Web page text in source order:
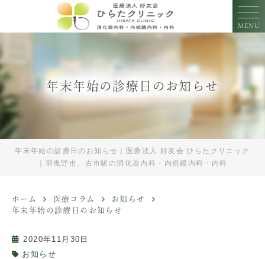
MENU
年末年始の診療日のお知らせ
年末年始の診療日のお知らせ｜医療法人 好友会 ひらたクリニック
｜羽曳野市、古市駅の消化器内科・内視鏡内科・内科
ホーム 医療コラム
お知らせ
年末年始の診療日のお知らせ
2020年11月30日
お知らせ